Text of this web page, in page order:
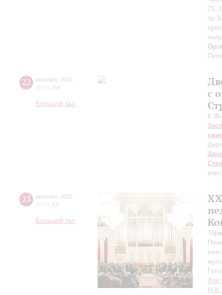
25,
22 октября 2021
20:00 Пт
Большой зал
с
К
23 октября 2021
19:00 Сб
Большой зал
Хор
Н.А.